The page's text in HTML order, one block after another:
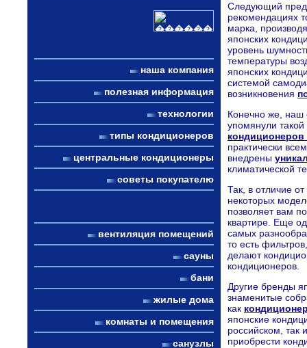
наша компания
полезная информация
технологии
типы кондиционеров
центральные кондиционеры
советы покупателю
вентиляция помещений
сауны
бани
жилые дома
комнаты и помещения
санузлы
Следующий
рекомендациях
марка,
японских
уровень
температуры
японских
системой
возникновения
Конечно же, наш
упомянули
практически
внедрены
климатической
Так, в отличие
некоторых
позволяет вам
квартире. Еще
самых
то есть
делают
кондиционеров.
Другие бренды
знаменитые
как
японские
российском,
приобрести